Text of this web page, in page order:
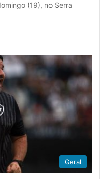
(19), no Serra
Geral